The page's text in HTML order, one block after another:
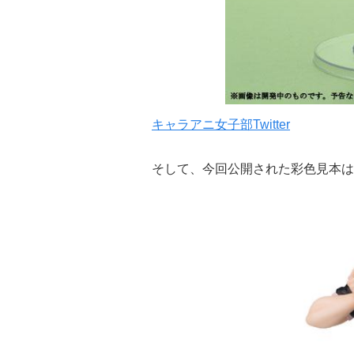
キャラアニ女子部Twitter
そして、今回公開された彩色見本